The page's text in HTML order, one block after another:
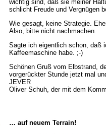
wichtig sind, daß sie meiner
schlicht Freude und Vergnügen
Wie gesagt, keine Strategie.
Also, bitte nicht nachmachen.
Sagte ich eigentlich schon, daß
Kaffeemaschine habe. ;-)
Schönen Gruß vom Elbstrand,
vorgerückter Stunde jetzt mal
JEVER
Oliver Schuh, der mit dem
… auf neuem Terrain!